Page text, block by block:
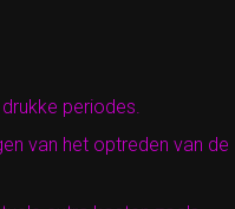
periodes.
van het optreden van de